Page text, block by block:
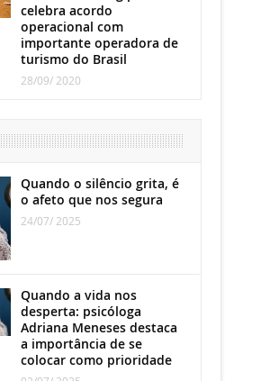
celebra acordo
operacional com
importante operadora de
turismo do Brasil
28/09/ 2020
Quando o silêncio grita, é
o afeto que nos segura
24/07/ 2025
Quando a vida nos
desperta: psicóloga
Adriana Meneses destaca
a importância de se
colocar como prioridade